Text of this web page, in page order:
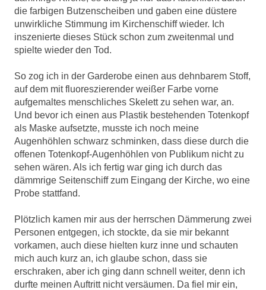
die farbigen Butzenscheiben und gaben eine düstere
unwirkliche Stimmung im Kirchenschiff wieder. Ich
inszenierte dieses Stück schon zum zweitenmal und
spielte wieder den Tod.
So zog ich in der Garderobe einen aus dehnbarem Stoff,
auf dem mit fluoreszierender weißer Farbe vorne
aufgemaltes menschliches Skelett zu sehen war, an.
Und bevor ich einen aus Plastik bestehenden Totenkopf
als Maske aufsetzte, musste ich noch meine
Augenhöhlen schwarz schminken, dass diese durch die
offenen Totenkopf-Augenhöhlen von Publikum nicht zu
sehen wären. Als ich fertig war ging ich durch das
dämmrige Seitenschiff zum Eingang der Kirche, wo eine
Probe stattfand.
Plötzlich kamen mir aus der herrschen Dämmerung zwei
Personen entgegen, ich stockte, da sie mir bekannt
vorkamen, auch diese hielten kurz inne und schauten
mich auch kurz an, ich glaube schon, dass sie
erschraken, aber ich ging dann schnell weiter, denn ich
durfte meinen Auftritt nicht versäumen. Da fiel mir ein,